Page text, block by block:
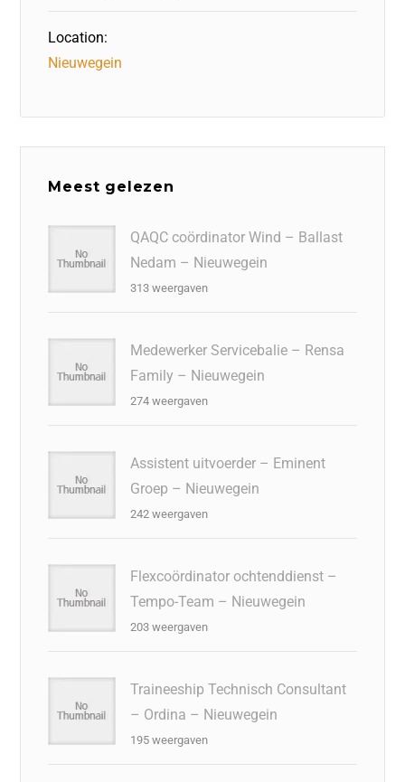
Location:
Nieuwegein
Meest gelezen
QAQC coördinator Wind – Ballast
Nedam – Nieuwegein
313 weergaven
Medewerker Servicebalie – Rensa
Family – Nieuwegein
274 weergaven
Assistent uitvoerder – Eminent
Groep – Nieuwegein
242 weergaven
Flexcoördinator ochtenddienst –
Tempo-Team – Nieuwegein
203 weergaven
Traineeship Technisch Consultant
– Ordina – Nieuwegein
195 weergaven